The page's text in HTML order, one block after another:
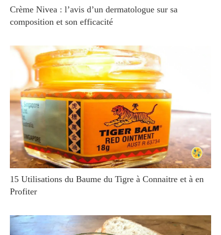
Crème Nivea : l’avis d’un dermatologue sur sa
composition et son efficacité
15 Utilisations du Baume du Tigre à Connaitre et à en
Profiter